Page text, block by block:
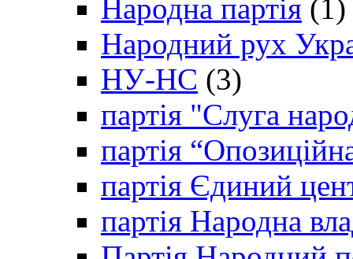
Народна партія (1)
Народний рух
НУ-НС (3)
партія "Слуга
партія
партія Єдиний
партія Народна